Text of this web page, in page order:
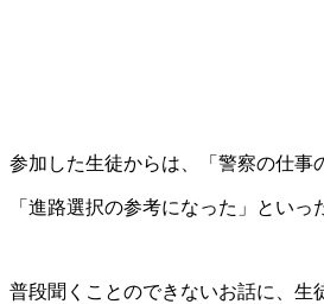
参加した生徒からは、「警察の仕事
「進路選択の参考になった」といっ
普段聞くことのできないお話に、生